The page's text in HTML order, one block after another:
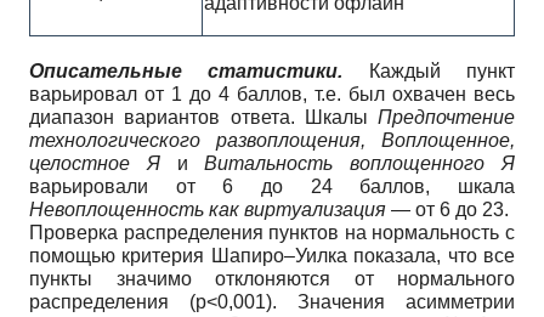
Описательные статистики.
Каждый пункт
варьировал от 1 до 4 баллов, т.е. был охвачен весь
диапазон вариантов ответа. Шкалы Предпочтение
технологического развоплощения, Воплощенное,
целостное Я иВитальность воплощенного Я
варьировали от 6 до 24 баллов, шкала
Невоплощенность как виртуализация — от 6 до 23.
Проверка распределения пунктов на нормальность с
помощью критерия Шапиро–Уилка показала, что все
пункты значимо отклоняются от нормального
распределения (p<0,001). Значения асимметрии